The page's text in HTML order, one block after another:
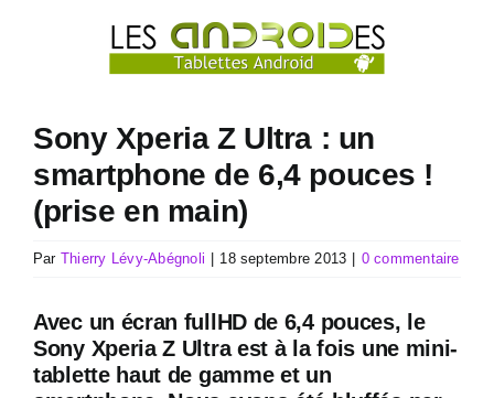
Sony Xperia Z Ultra : un
smartphone de 6,4 pouces !
(prise en main)
Par Thierry Lévy-Abégnoli 18 septembre 2013 0 commentaire
Avec un écran fullHD de 6,4 pouces, le
Sony Xperia Z Ultra est à la fois une mini-
tablette haut de gamme et un